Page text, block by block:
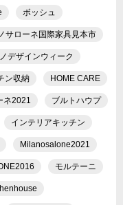
ボッシュ
サローネ国際家具見本市
デザインウィーク
ン収納 HOME CARE
ネ2021 ブルトハウプ
インテリアキッチン
Milanosalone2021
モルテーニ